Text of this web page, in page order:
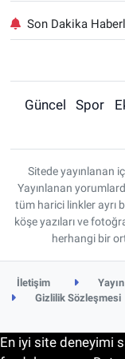
Son Dakika
Güncel Spor
Sitede yayınlanan
Yayınlanan
tüm harici linkler ayrı
köşe yazıları ve
herhangi bir
İletişim
Gizlilik Sözleşmesi
En iyi site deneyimi